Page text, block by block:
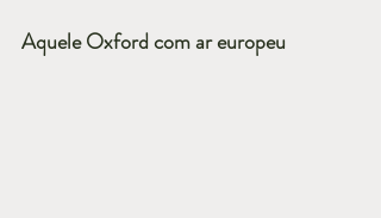
Aquele Oxford com ar europeu